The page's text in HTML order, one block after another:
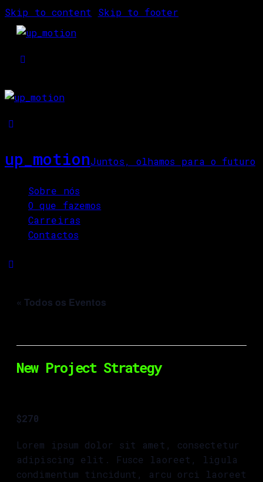
Skip to content Skip to footer
up_motionJuntos, olhamos para o futuro
Sobre nós
O que fazemos
Carreiras
Contactos
« Todos os Eventos
New Project Strategy
$270
Lorem ipsum dolor sit amet, consectetur
adipiscing elit. Fusce laoreet, ligula
condimentum tincidunt, arcu orci laoreet